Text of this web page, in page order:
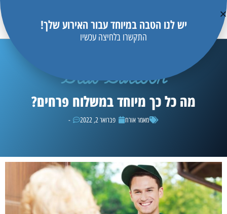
Blue Balloon
מה כל כך מיוחד במשלוח פרחים?
מאמר אורח פברואר 2, 2022 -
יש לנו הטבה במיוחד עבור האירוע שלך!
התקשרו בלחיצה עכשיו